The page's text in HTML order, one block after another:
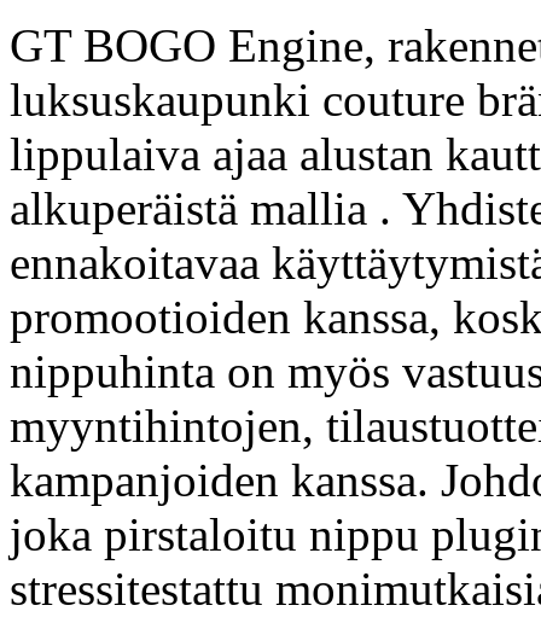
GT BOGO Engine,
luksuskaupunki couture
lippulaiva ajaa alustan
alkuperäistä mallia .
ennakoitavaa
promootioiden kanssa,
nippuhinta on myös
myyntihintojen,
kampanjoiden kanssa.
joka pirstaloitu nippu
stressitestattu